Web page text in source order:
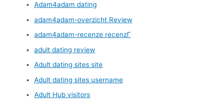
Adam4adam dating
adam4adam-overzicht Review
adam4adam-recenze recenzГ­
adult dating review
Adult dating sites site
Adult dating sites username
Adult Hub visitors